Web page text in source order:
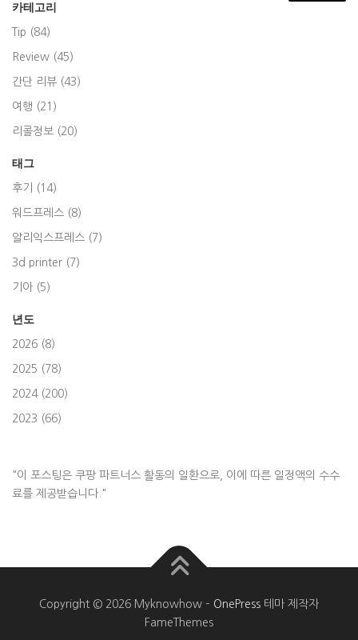
카테고리
Tip (84)
Review (45)
간단 리뷰 (43)
여행 (21)
리콜정보 (20)
태그
후기 (14)
워드프레스 (8)
알리익스프레스 (7)
3d printer (7)
기아 (5)
년도
2026 (8)
2025 (78)
2024 (200)
2023 (66)
"이 포스팅은 쿠팡 파트너스 활동의 일환으로, 이에 따른 일정액의 수수
료를 제공받습니다."
Copyright © 2026 Myknowhow – OnePress 테마 제작자
FameThemes